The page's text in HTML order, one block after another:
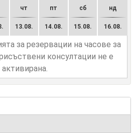
чт
13.08.
пт
14.08.
сб
15.08.
нд
16.08.
за резервации на часове за
консултации не е
активирана.